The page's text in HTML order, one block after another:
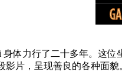
身体力行了二十多年。这
影片，呈现善良的各种